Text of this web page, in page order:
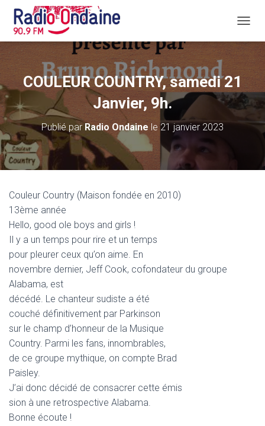
É
I
R
L
COULEUR COUNTRY, samedi 21
Janvier, 9h.
Publié par Radio Ondaine le 21 janvier 2023
Couleur Country (Maison fondée en 2010)
13ème année
Hello, good ole boys and girls !
Il y a un temps pour rire et un temps
pour pleurer ceux qu’on aime. En
novembre dernier, Jeff Cook, cofondateur du groupe
Alabama, est
décédé. Le chanteur sudiste a été
couché définitivement par Parkinson
sur le champ d’honneur de la Musique
Country. Parmi les fans, innombrables,
de ce groupe mythique, on compte Brad
Paisley.
J’ai donc décidé de consacrer cette émis
sion à une retrospective Alabama.
Bonne écoute !